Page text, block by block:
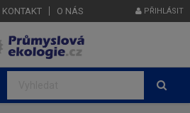
KONTAKT O NÁS PŘIHLÁSIT